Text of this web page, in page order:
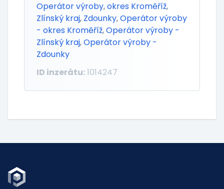
Operátor výroby,okres Kroměříž,
Zlínský kraj, Zdounky,Operátor výroby
- okres Kroměříž,Operátor výroby -
Zlínský kraj,Operátor výroby -
Zdounky
ID inzerátu:1014247